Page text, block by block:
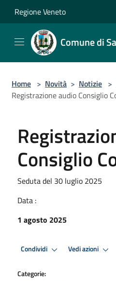
Regione Veneto
Comune di
Home > Novità > Notizie >
Registrazione audio Consiglio
Consiglio
Seduta del 30 luglio 2025
Data :
1 agosto 2025
Condividi Vedi azioni
Categorie: